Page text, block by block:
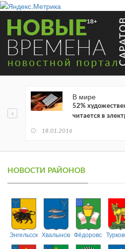
В мире
52%
читается в
18.01.2016
НОВОСТИ РАЙОНОВ
ЭнгельсскийХвалынскийФёдоровский